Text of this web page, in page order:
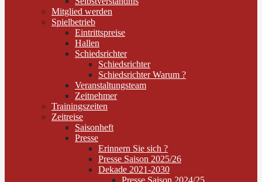
Mitglied werden
Spielbetrieb
Eintrittspreise
Hallen
Schiedsrichter
Schiedsrichter
Schiedsrichter Warum ?
Veranstaltungsteam
Zeitnehmer
Trainingszeiten
Zeitreise
Saisonheft
Presse
Erinnern Sie sich ?
Presse Saison 2025/26
Dekade 2021-2030
Presse Saison 2024/25